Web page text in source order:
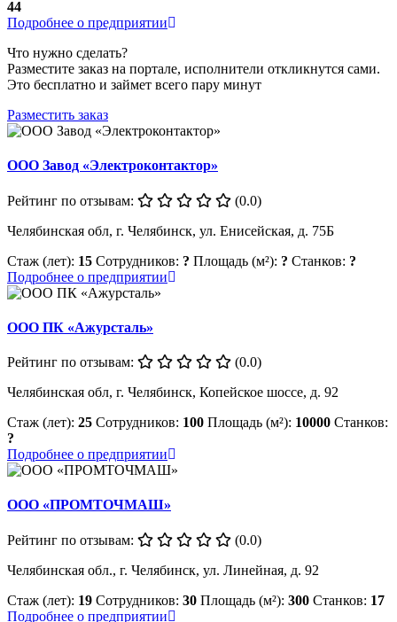
44
Подробнее о предприятии
Что нужно сделать?
Разместите заказ на портале, исполнители откликнутся сами.
Это бесплатно и займет всего пару минут
Разместить заказ
ООО Завод «Электроконтактор»
Рейтинг по отзывам:
(0.0)
Челябинская обл, г. Челябинск, ул. Енисейская, д. 75Б
Стаж (лет): 15 Сотрудников: ? Площадь (м²): ? Станков: ?
Подробнее о предприятии
ООО ПК «Ажурсталь»
Рейтинг по отзывам:
(0.0)
Челябинская обл, г. Челябинск, Копейское шоссе, д. 92
Стаж (лет): 25 Сотрудников: 100 Площадь (м²): 10000 Станков:
?
Подробнее о предприятии
ООО «ПРОМТОЧМАШ»
Рейтинг по отзывам:
(0.0)
Челябинская обл., г. Челябинск, ул. Линейная, д. 92
Стаж (лет): 19 Сотрудников: 30 Площадь (м²): 300 Станков: 17
Подробнее о предприятии